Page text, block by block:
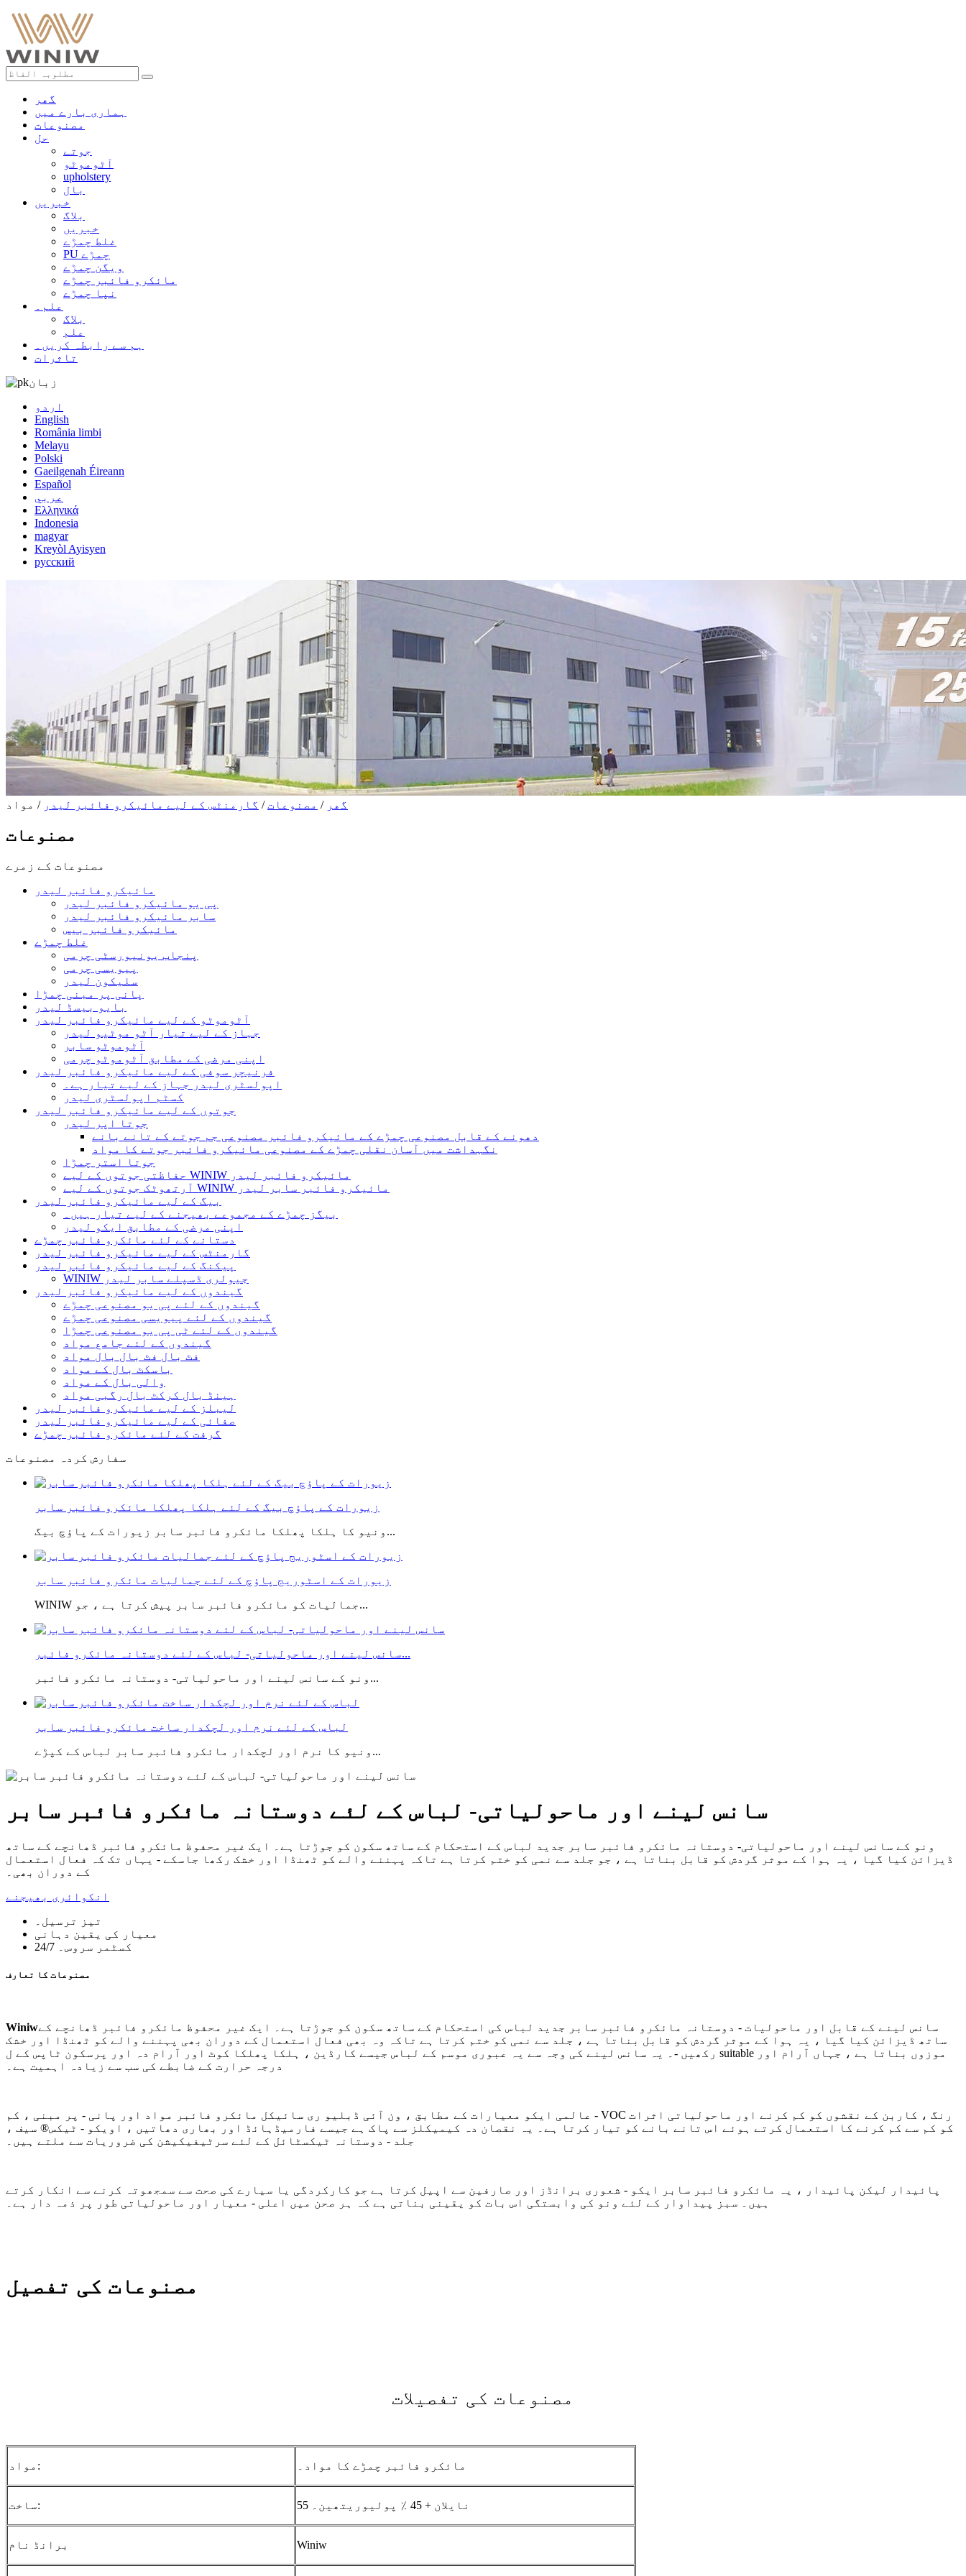
گھر
ہماری بارے ميں
مصنوعات
حل
جوتے
آٹوموٹو
upholstery
بال
خبریں
بلاگ
خبریں
غلط چمڑے
PU چمڑے
ویگن چمڑے
مائکرو فائبر چمڑے
نپا چمڑے
علم۔
بلاگ
علم
ہم سے رابطہ کریں۔
تاثرات
زبان
اردو
English
România limbi
Melayu
Polski
Gaeilgenah Éireann
Español
عربي
Ελληνικά
Indonesia
magyar
Kreyòl Ayisyen
русский
گھر / مصنوعات/ گارمنٹس کے لیے مائیکرو فائبر لیدر / مواد
مصنوعات
مصنوعات کے زمرے
مائیکرو فائبر لیدر
پی یو مائیکرو فائبر لیدر
سابر مائیکرو فائبر لیدر
مائیکرو فائبر بیس
غلط چمڑے
پنجاب یونیورسٹی چرمی
پیویسی چرمی
سلیکون لیدر
پانی پر مبنی چمڑا
بایو بیسڈ لیدر
آٹوموٹو کے لیے مائیکرو فائبر لیدر
جہاز کے لیے تیار آٹو موٹیو لیدر
آٹوموٹو سابر
اپنی مرضی کے مطابق آٹوموٹو چرمی
فرنیچر سوفی کے لیے مائیکرو فائبر لیدر
اپولسٹری لیدر جہاز کے لیے تیار ہے۔
کسٹم اپولسٹری لیدر
جوتوں کے لیے مائیکرو فائبر لیدر
جوتا اپر لیدر
دھونے کے قابل مصنوعی چمڑے کے مائیکرو فائبر مصنوعی جم جوتے کے تانے بانے
نگہداشت میں آسان نقلی چمڑے کے مصنوعی مائیکرو فائبر جوتے کا مواد
جوتا استر چمڑا
حفاظتی جوتوں کے لیے WINIW مائیکرو فائبر لیدر
آرتھوٹک جوتوں کے لیے WINIW مائیکرو فائبر سابر لیدر
بیگ کے لیے مائیکرو فائبر لیدر
بیگز چمڑے کے مجموعے بھیجنے کے لیے تیار ہیں۔
اپنی مرضی کے مطابق ایکو لیدر
دستانے کے لئے مائکرو فائبر چمڑے
گارمنٹس کے لیے مائیکرو فائبر لیدر
پیکنگ کے لیے مائیکرو فائبر لیدر
WINIW جیولری ڈسپلے سابر لیدر
گیندوں کے لیے مائیکرو فائبر لیدر
گیندوں کے لئے پی یو مصنوعی چمڑے
گیندوں کے لئے پیویسی مصنوعی چمڑے
گیندوں کے لئے ٹی پی یو مصنوعی چمڑا
گیندوں کے لئے جامع مواد
فٹ بال فٹ بال بال مواد
باسکٹ بال کے مواد
والی بال کے مواد
ہینڈ بال کرکٹ بال رگبی مواد
لیبلز کے لیے مائیکرو فائبر لیدر
صفائی کے لیے مائیکرو فائبر لیدر
گرفت کے لئے مائکرو فائبر چمڑے
سفارش کردہ مصنوعات
زیورات کے پاؤچ بیگ کے لئے ہلکا پھلکا مائکرو فائبر سابر
ونیو کا ہلکا پھلکا مائکرو فائبر سابر زیورات کے پاؤچ بیگ...
زیورات کے اسٹوریج پاؤچ کے لئے جمالیات مائکرو فائبر سابر
WINIW جمالیات کو مائکرو فائبر سابر پیش کرتا ہے ، جو...
سانس لینے اور ماحولیاتی- لباس کے لئے دوستانہ مائکرو فائبر...
ونو کے سانس لینے اور ماحولیاتی- دوستانہ مائکرو فائبر...
لباس کے لئے نرم اور لچکدار ساخت مائکرو فائبر سابر
ونیو کا نرم اور لچکدار مائکرو فائبر سابر لباس کے کپڑے...
سانس لینے اور ماحولیاتی- لباس کے لئے دوستانہ مائکرو فائبر سابر
ونو کے سانس لینے اور ماحولیاتی- دوستانہ مائکرو فائبر سابر جدید لباس کے استحکام کے ساتھ سکون کو جوڑتا ہے۔ ایک غیر محفوظ مائکرو فائبر ڈھانچے کے ساتھ
ڈیزائن کیا گیا ، یہ ہوا کے موثر گردش کو قابل بناتا ہے ، جو جلد سے نمی کو ختم کرتا ہے تاکہ پہننے والے کو ٹھنڈا اور خشک رکھا جاسکے - یہاں تک کہ فعال استعمال
کے دوران بھی۔
انکوائری بھیجنے
تیز ترسیل۔
معیار کی یقین دہانی
24/7 کسٹمر سروس۔
مصنوعات کا تعارف
Winiwسانس لینے کے قابل اور ماحولیات - دوستانہ مائکرو فائبر سابر جدید لباس کی استحکام کے ساتھ سکون کو جوڑتا ہے۔ ایک غیر محفوظ مائکرو فائبر ڈھانچے کے
ساتھ ڈیزائن کیا گیا ، یہ ہوا کے موثر گردش کو قابل بناتا ہے ، جلد سے نمی کو ختم کرتا ہے تاکہ وہ بھی فعال استعمال کے دوران بھی پہننے والے کو ٹھنڈا اور خشک
رکھیں -۔ یہ سانس لینے کی وجہ سے یہ عبوری موسم کے لباس جیسے کارڈین ، ہلکا پھلکا کوٹ اور آرام دہ اور پرسکون ٹاپس کے ل suitable موزوں بناتا ہے ، جہاں آرام اور
درجہ حرارت کے ضابطے کی سب سے زیادہ اہمیت ہے۔
عالمی ایکو معیارات کے مطابق ، ون آئی ڈبلیو ری سائیکل مائکرو فائبر مواد اور پانی - پر مبنی ، کم - VOC رنگ ، کاربن کے نقشوں کو کم کرنے اور ماحولیاتی اثرات
کو کم سے کم کرنے کا استعمال کرتے ہوئے اس تانے بانے کو تیار کرتا ہے۔ یہ نقصان دہ کیمیکلز سے پاک ہے جیسے فارمیڈہائڈ اور بھاری دھاتیں ، اویکو - ٹیکس® سیف ،
جلد - دوستانہ ٹیکسٹائل کے لئے سرٹیفیکیشن کی ضروریات سے ملتے ہیں۔
پائیدار لیکن پائیدار ، یہ مائکرو فائبر سابر ایکو - شعوری برانڈز اور صارفین سے اپیل کرتا ہے جو کارکردگی یا سیارے کی صحت سے سمجھوتہ کرنے سے انکار کرتے
ہیں۔ سبز پیداوار کے لئے ونو کی وابستگی اس بات کو یقینی بناتی ہے کہ ہر صحن میں اعلی - معیار اور ماحولیاتی طور پر ذمہ دار ہے۔
مصنوعات کی تفصیل
مصنوعات کی تفصیلات
مواد: مائکرو فائبر چمڑے کا مواد۔
ساخت: 55 نایلان + 45 ٪ پولیوریتھین۔
برانڈ نام Winiw